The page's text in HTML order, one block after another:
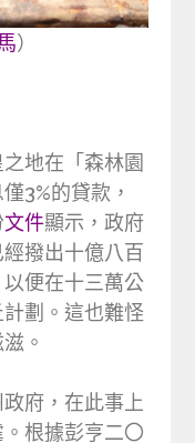
）
地在「森林園
3%的貸款，
文件顯示，政府
撥出十億八百
便在十三萬公
劃。這也難怪
。
府，在此事上
根據彭亨二〇